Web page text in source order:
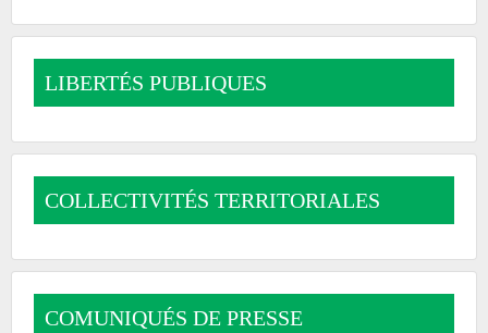
LIBERTÉS PUBLIQUES
COLLECTIVITÉS TERRITORIALES
COMUNIQUÉS DE PRESSE